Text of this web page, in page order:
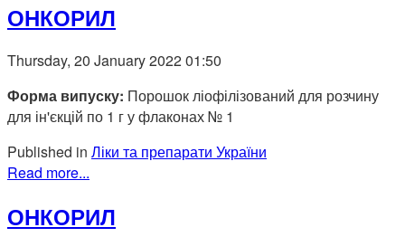
ОНКОРИЛ
Thursday, 20 January 2022 01:50
Форма випуску: Порошок ліофілізований для розчину
для ін'єкцій по 1 г у флаконах № 1
Published in Ліки та препарати України
Read more...
ОНКОРИЛ